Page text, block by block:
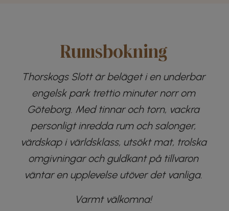
Rumsbokning
Thorskogs Slott är beläget i en underbar
engelsk park trettio minuter norr om
Göteborg. Med tinnar och torn, vackra
personligt inredda rum och salonger,
värdskap i världsklass, utsökt mat, trolska
omgivningar och guldkant på tillvaron
väntar en upplevelse utöver det vanliga.
Varmt välkomna!